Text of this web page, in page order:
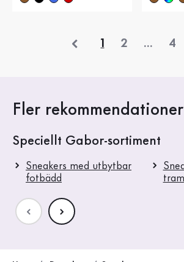
1 2 ... 4
Fler
Speciellt Gabor-sortiment
Sneakers med utbytbar
fotbädd